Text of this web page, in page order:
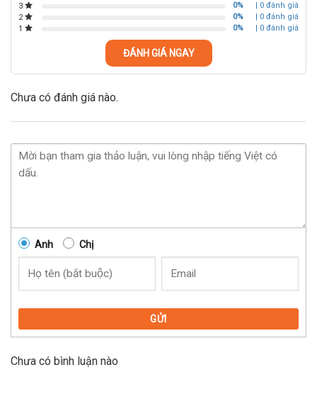
3
0%
| 0 đánh giá
2
0%
| 0 đánh giá
1
0% | 0 đánh giá
ĐÁNH GIÁ NGAY
Chưa có đánh giá nào.
Anh Chị
GỬI
Chưa có bình luận nào